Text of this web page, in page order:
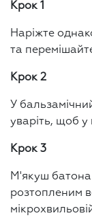
Крок 1
Наріжте
та
Крок 2
У
уваріть, щоб у
Крок 3
М'якуш батона
розтопленим